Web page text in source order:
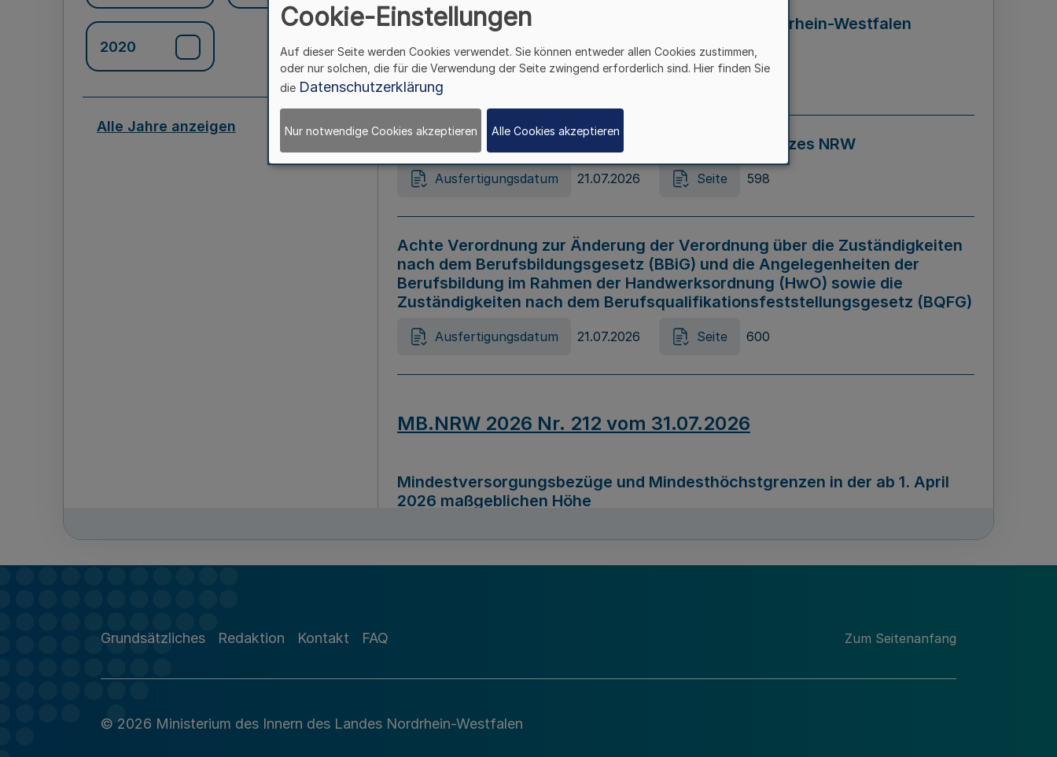
2020
Alle Jahre anzeigen
Gesetz zur Vermeidung von Diskriminierung in Nordrhein-Westfalen
(Landesantidiskriminierungsgesetz – LADG NRW)
Ausfertigungsdatum 21.07.2026 Seite 595
Gesetz zur Änderung des Online-Casinospiel Gesetzes NRW
Ausfertigungsdatum 21.07.2026 Seite 598
Achte Verordnung zur Änderung der Verordnung über die Zuständigkeiten
nach dem Berufsbildungsgesetz (BBiG) und die Angelegenheiten der
Berufsbildung im Rahmen der Handwerksordnung (HwO) sowie die
Zuständigkeiten nach dem Berufsqualifikationsfeststellungsgesetz (BQFG)
Ausfertigungsdatum 21.07.2026 Seite 600
MB.NRW 2026 Nr. 212 vom 31.07.2026
Mindestversorgungsbezüge und Mindesthöchstgrenzen in der ab 1. April
2026 maßgeblichen Höhe
Richtlinie zur Durchführung des Förderprogramms „Mittelstand Innovativ &
Grundsätzliches Redaktion Kontakt FAQ Zum Seitenanfang
© 2026 Ministerium des Innern des Landes Nordrhein-Westfalen
Cookie-Einstellungen
Auf dieser Seite werden Cookies verwendet. Sie können entweder allen Cookies zustimmen,
oder nur solchen, die für die Verwendung der Seite zwingend erforderlich sind. Hier finden Sie
die Datenschutzerklärung
Nur notwendige Cookies akzeptieren Alle Cookies akzeptieren